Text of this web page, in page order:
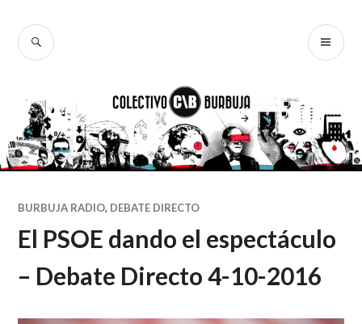
contenido
BUSCAR
BURBUJA RADIO, DEBATE DIRECTO
El PSOE dando el espectáculo
– Debate Directo 4-10-2016